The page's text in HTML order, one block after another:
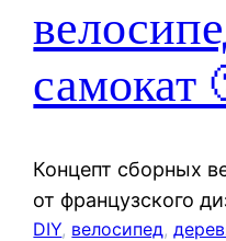
самокат
Концепт сборных
от французского
DIY, велосипед,